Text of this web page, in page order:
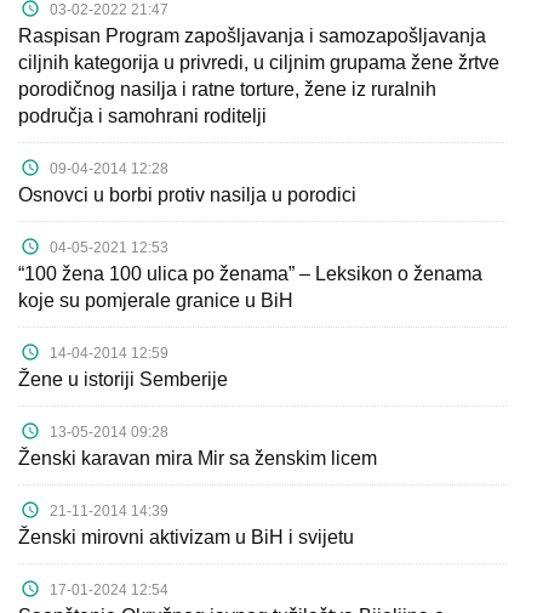
03-02-2022 21:47
Raspisan Program zapošljavanja i samozapošljavanja
ciljnih kategorija u privredi, u ciljnim grupama žene žrtve
porodičnog nasilja i ratne torture, žene iz ruralnih
područja i samohrani roditelji
09-04-2014 12:28
Osnovci u borbi protiv nasilja u porodici
04-05-2021 12:53
“100 žena 100 ulica po ženama” – Leksikon o ženama
koje su pomjerale granice u BiH
14-04-2014 12:59
Žene u istoriji Semberije
13-05-2014 09:28
Ženski karavan mira Mir sa ženskim licem
21-11-2014 14:39
Ženski mirovni aktivizam u BiH i svijetu
17-01-2024 12:54